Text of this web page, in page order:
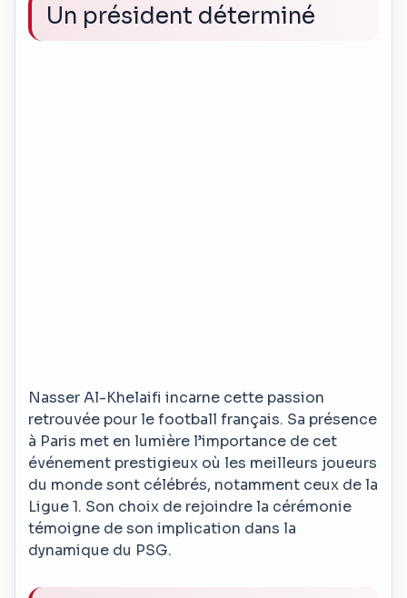
Un président déterminé
Nasser Al-Khelaifi incarne cette passion
retrouvée pour le football français. Sa présence
à Paris met en lumière l’importance de cet
événement prestigieux où les meilleurs joueurs
du monde sont célébrés, notamment ceux de la
Ligue 1. Son choix de rejoindre la cérémonie
témoigne de son implication dans la
dynamique du PSG.